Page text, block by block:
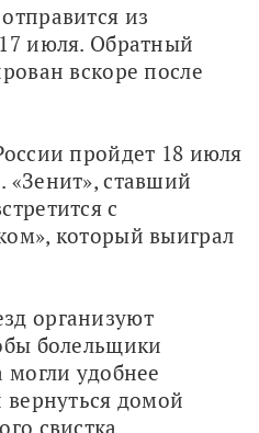
из
июля. Обратный
вскоре после
пройдет 18 июля
ставший
с
который выиграл
организуют
болельщики
могли удобнее
вернуться домой
свистка.